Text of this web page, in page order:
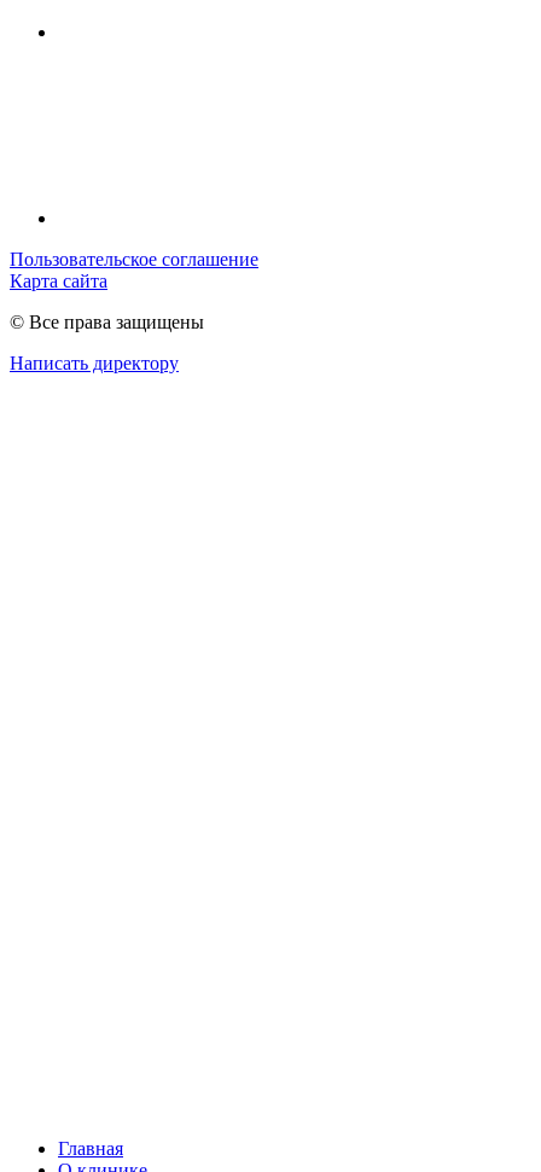
Пользовательское соглашение
Карта сайта
© Все права защищены
Написать директору
Главная